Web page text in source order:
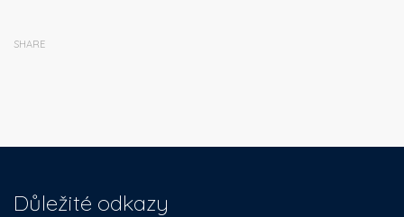
SHARE
Důležité odkazy